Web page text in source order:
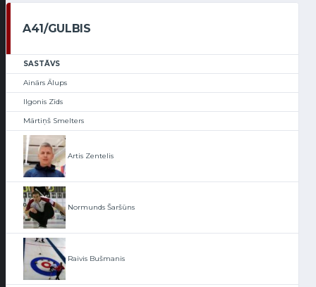
A41/GULBIS
SASTĀVS
Ainārs Ālups
Ilgonis Zīds
Mārtiņš Smelters
Artis Zentelis
Normunds Šaršūns
Raivis Bušmanis